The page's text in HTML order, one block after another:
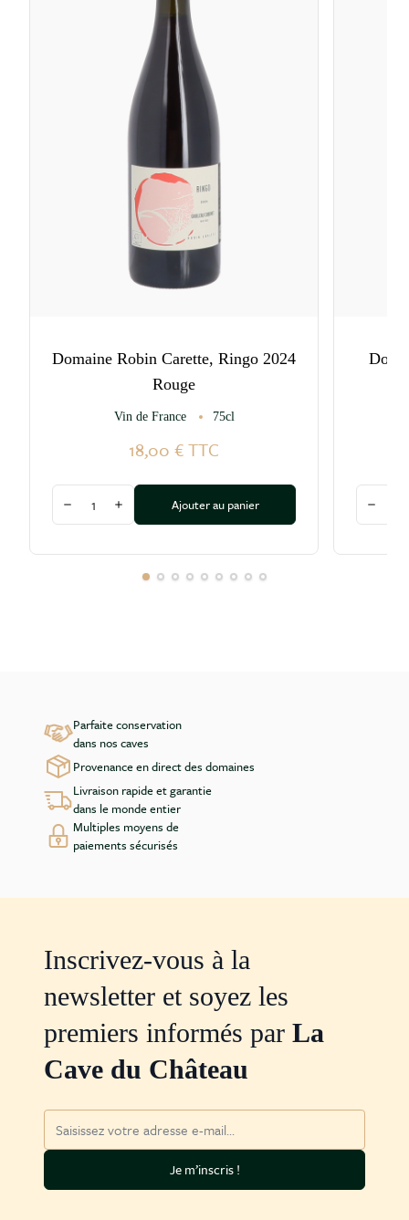
Domaine Robin Carette, Ringo 2024
Rouge
Vin de France 75cl
18,00 €TTC
Diminuer la quantité
Augmenter la quantité
Ajouter au panier
Parfaite conservation
dans nos caves
Provenance en direct des domaines
Livraison rapide et garantie
dans le monde entier
Multiples moyens de
paiements sécurisés
Inscrivez-vous à la
newsletter et soyez les
premiers informés par La
Cave du Château
Adresse mail
Je m’inscris !